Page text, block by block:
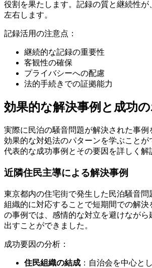
役割を果たします。記録の質と継続性が
左右します。
記録活用の注意点：
継続的な記録の重要性
客観性の確保
プライバシーへの配慮
法的手続きでの証拠能力
効果的な解決事例と成功
実際に民泊の騒音問題が解決された事例
効果的な対処法のパターンを学ぶことが
代表的な成功事例とその要因を詳しく解
近隣住民主導による解決事例
東京都内の住宅街で発生した民泊騒音問
組織的に対応することで短期間での解決
の事例では、感情的な対立を避けながら
出すことができました。
成功要因の分析：
住民組織の結成 ：自治会を中心と